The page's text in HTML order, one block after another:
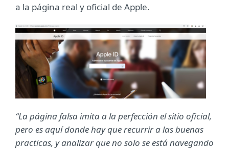
a la página real y oficial de Apple.
“La página falsa imita a la perfección el sitio oficial,
pero es aquí donde hay que recurrir a las buenas
practicas, y analizar que no solo se está navegando